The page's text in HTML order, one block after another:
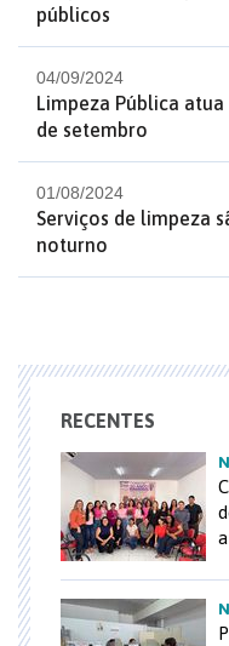
públicos
04/09/2024
Limpeza Pública
de setembro
01/08/2024
Serviços de limpeza
noturno
RECENTES